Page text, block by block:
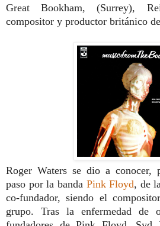
Great Bookham, (Surrey),
compositor y productor británico
Roger Waters se dio a conocer,
paso por la banda Pink Floyd, de
co-fundador, siendo el
grupo. Tras la enfermedad de